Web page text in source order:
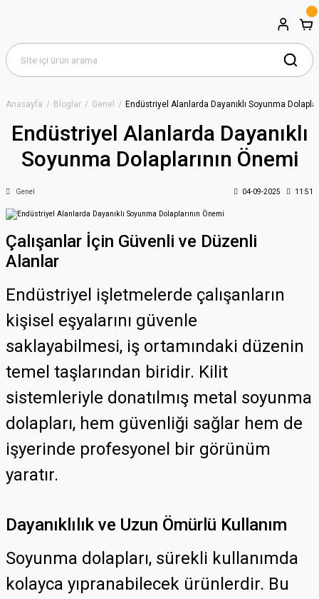
Anasayfa Bloglar Genel Endüstriyel Alanlarda Dayanıklı Soyunma
Endüstriyel Alanlarda Dayanıklı
Soyunma Dolaplarının Önemi
Genel 04-09-2025 11:51
Çalışanlar İçin Güvenli ve Düzenli
Alanlar
Endüstriyel işletmelerde çalışanların
kişisel eşyalarını güvenle
saklayabilmesi, iş ortamındaki düzenin
temel taşlarından biridir. Kilit
sistemleriyle donatılmış metal soyunma
dolapları, hem güvenliği sağlar hem de
işyerinde profesyonel bir görünüm
yaratır.
Dayanıklılık ve Uzun Ömürlü Kullanım
Soyunma dolapları, sürekli kullanımda
kolayca yıpranabilecek ürünlerdir. Bu